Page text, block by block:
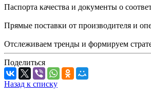
Паспорта качества и документы о
Прямые поставки от производителя и
Отслеживаем тренды и формируем
Поделиться
Назад к списку